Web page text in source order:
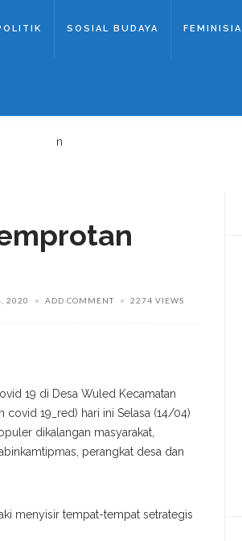
SOSIAL BUDAYA FEMINISIA
n
2020 ADD COMMENT 2274 VIEWS
19 di Desa Wuled Kecamatan
19_red) hari ini Selasa (14/04)
dikalangan masyarakat,
perangkat desa dan
menyisir tempat-tempat setrategis